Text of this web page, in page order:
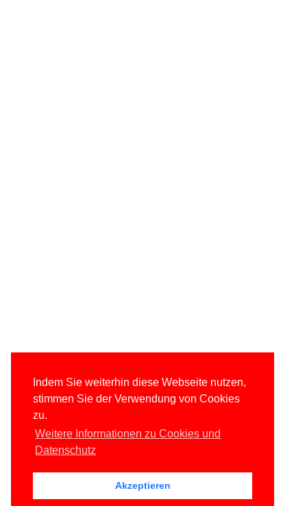
Indem Sie weiterhin diese Webseite nutzen,
stimmen Sie der Verwendung von Cookies
zu.
Weitere Informationen zu Cookies und
Datenschutz
Akzeptieren